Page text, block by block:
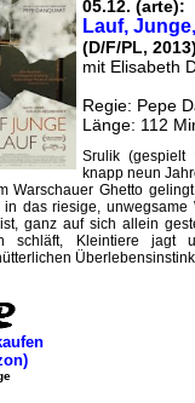
05.12. (arte):
Lauf,
(D/F/PL, 2013)
mit Elisabeth
Regie: Pepe
Länge: 112
Srulik (gespielt
knapp neun
Warschauer Ghetto
in das riesige, unwegsame
ganz auf sich allein
schläft, Kleintiere